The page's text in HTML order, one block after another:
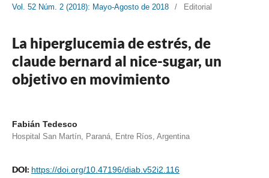
Vol. 52 Núm. 2 (2018): Mayo-Agosto de 2018
/ Editorial
La hiperglucemia de estrés, de
claude bernard al nice-sugar, un
objetivo en movimiento
Fabián Tedesco
Hospital San Martín, Paraná, Entre Ríos, Argentina
DOI: https://doi.org/10.47196/diab.v52i2.116